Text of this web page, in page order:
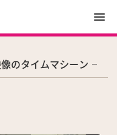
のタイムマシーン